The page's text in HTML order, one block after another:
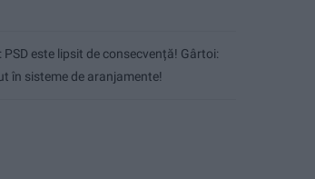
PSD este lipsit de consecvență! Gârtoi:
în sisteme de aranjamente!